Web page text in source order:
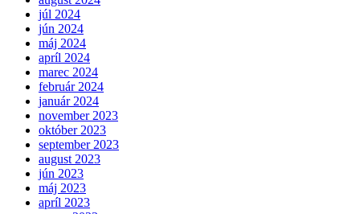
júl 2024
jún 2024
máj 2024
apríl 2024
marec 2024
február 2024
január 2024
november 2023
október 2023
september 2023
august 2023
jún 2023
máj 2023
apríl 2023